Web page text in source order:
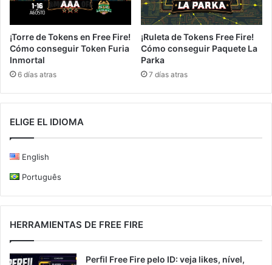
¡Torre de Tokens en Free Fire!
Cómo conseguir Token Furia
Inmortal
6 días atras
¡Ruleta de Tokens Free Fire!
Cómo conseguir Paquete La
Parka
7 días atras
ELIGE EL IDIOMA
English
Português
HERRAMIENTAS DE FREE FIRE
Perfil Free Fire pelo ID: veja likes, nível,